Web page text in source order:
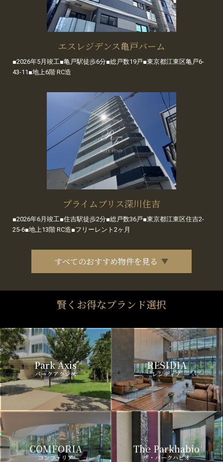
エスレジデンス亀戸バーム
■2026年5月竣工■亀戸駅徒歩6分■総戸数19戸■東京都江東区亀戸6-
43-11■地上6階 RC造
プライムブリス深川住吉
■2026年6月竣工■住吉駅徒歩2分■総戸数36戸■東京都江東区住吉2-
25-6■地上13階 RC造■フリーレント2ヶ月
すべてのおすすめ物件を見る
賢くお得なブランド選択
Park Axis
パークアクシス
RESIDIA
レジディア
COMFORIA
コンフォリア
The Parkhabio
ザ・パークハビオ